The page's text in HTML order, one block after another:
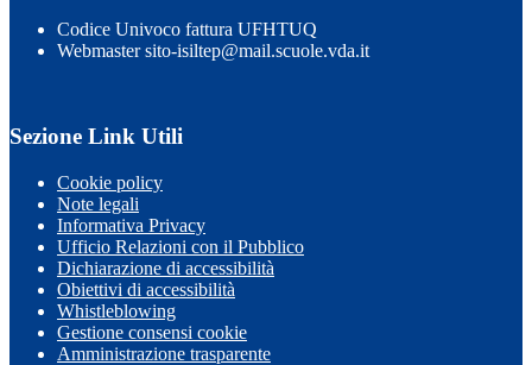
Codice Univoco fattura UFHTUQ
Webmaster sito-isiltep@mail.scuole.vda.it
Sezione Link Utili
Cookie policy
Note legali
Informativa Privacy
Ufficio Relazioni con il Pubblico
Dichiarazione di accessibilità
Obiettivi di accessibilità
Whistleblowing
Gestione consensi cookie
Amministrazione trasparente